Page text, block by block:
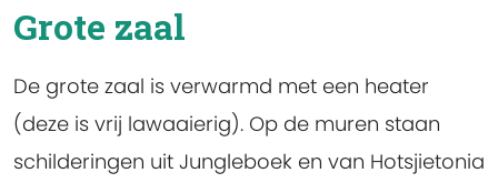
Grote zaal
De grote zaal is verwarmd met een heater
(deze is vrij lawaaierig). Op de muren staan
schilderingen uit Jungleboek en van Hotsjietonia